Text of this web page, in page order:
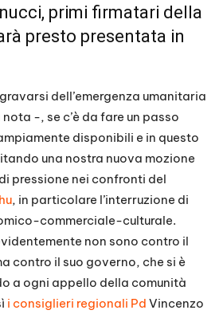
primi firmatari della
presto presentata in
dell’emergenza umanitaria
-, se c’è da fare un passo
disponibili e in questo
una nostra nuova mozione
pressione nei confronti del
, in particolare l’interruzione di
commerciale-culturale.
non sono contro il
contro il suo governo, che si è
a ogni appello della comunità
i consiglieri regionali Pd Vincenzo